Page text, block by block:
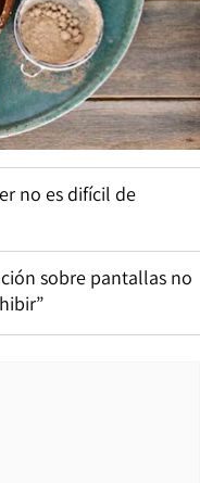
no es difícil de
sobre pantallas no